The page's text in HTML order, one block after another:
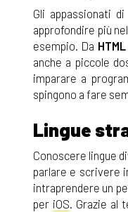
Gli appassionati di
approfondire più
esempio. Da HTML
anche a piccole
imparare a
spingono a fare
Lingue
Conoscere lingue
parlare e scrivere
intraprendere un
per iOS. Grazie al